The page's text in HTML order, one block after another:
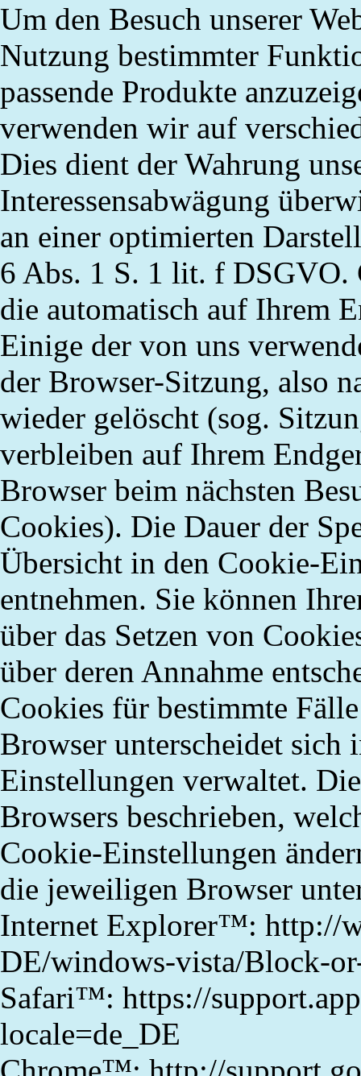
Um den Besuch unserer
Nutzung bestimmter
passende Produkte
verwenden wir auf
Dies dient der Wahrung
Interessensabwägung
an einer optimierten
6 Abs. 1 S. 1 lit. f DSGVO.
die automatisch auf Ihrem
Einige der von uns
der Browser-Sitzung, also
wieder gelöscht (sog.
verbleiben auf Ihrem
Browser beim nächsten
Cookies). Die Dauer der
Übersicht in den Cookie-
entnehmen. Sie können
über das Setzen von
über deren Annahme
Cookies für bestimmte
Browser unterscheidet
Einstellungen verwaltet.
Browsers beschrieben,
Cookie-Einstellungen
die jeweiligen Browser
Internet Explorer™: http://
DE/windows-vista/Block-
Safari™: https://
locale=de_DE